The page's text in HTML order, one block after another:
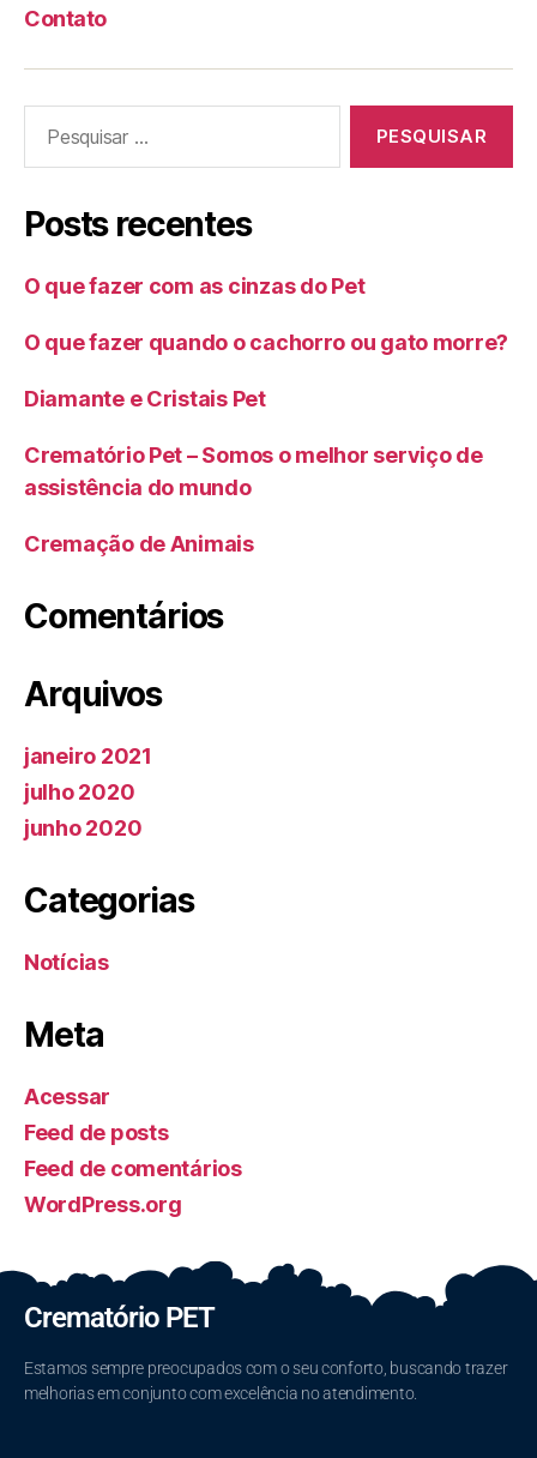
Contato
Posts recentes
O que fazer com as cinzas do Pet
O que fazer quando o cachorro ou gato morre?
Diamante e Cristais Pet
Crematório Pet – Somos o melhor serviço de
assistência do mundo
Cremação de Animais
Comentários
Arquivos
janeiro 2021
julho 2020
junho 2020
Categorias
Notícias
Meta
Acessar
Feed de posts
Feed de comentários
WordPress.org
Crematório PET
Estamos sempre preocupados com o seu conforto, buscando trazer
melhorias em conjunto com excelência no atendimento.